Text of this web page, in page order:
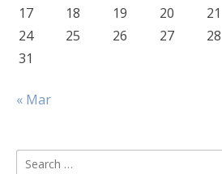
17
18 19 20 21
24
25 26 27 28
31
« Mar
Search